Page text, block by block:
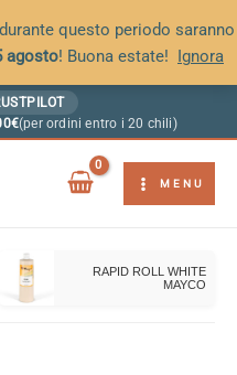
questo periodo saranno
agosto! Buona estate! Ignora
(per ordini entro i 20 chili)
MENU
RAPID ROLL WHITE
MAYCO